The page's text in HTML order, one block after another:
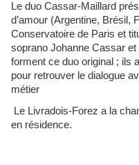
Le duo Cassar-Maillard
d’amour (Argentine, Brésil,
Conservatoire de Paris et
soprano Johanne Cassar
forment ce duo original ; ils
pour retrouver le dialogue
métier
Le Livradois-Forez a la
en résidence.